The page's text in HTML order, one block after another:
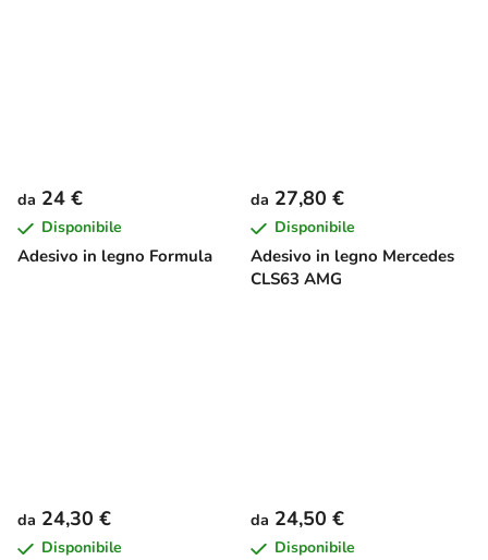
Adesivo in legno Formula
da 24 €
Disponibile
Adesivo in legno Mercedes
CLS63 AMG
da 27,80 €
Disponibile
da 24,30 €
Disponibile
da 24,50 €
Disponibile